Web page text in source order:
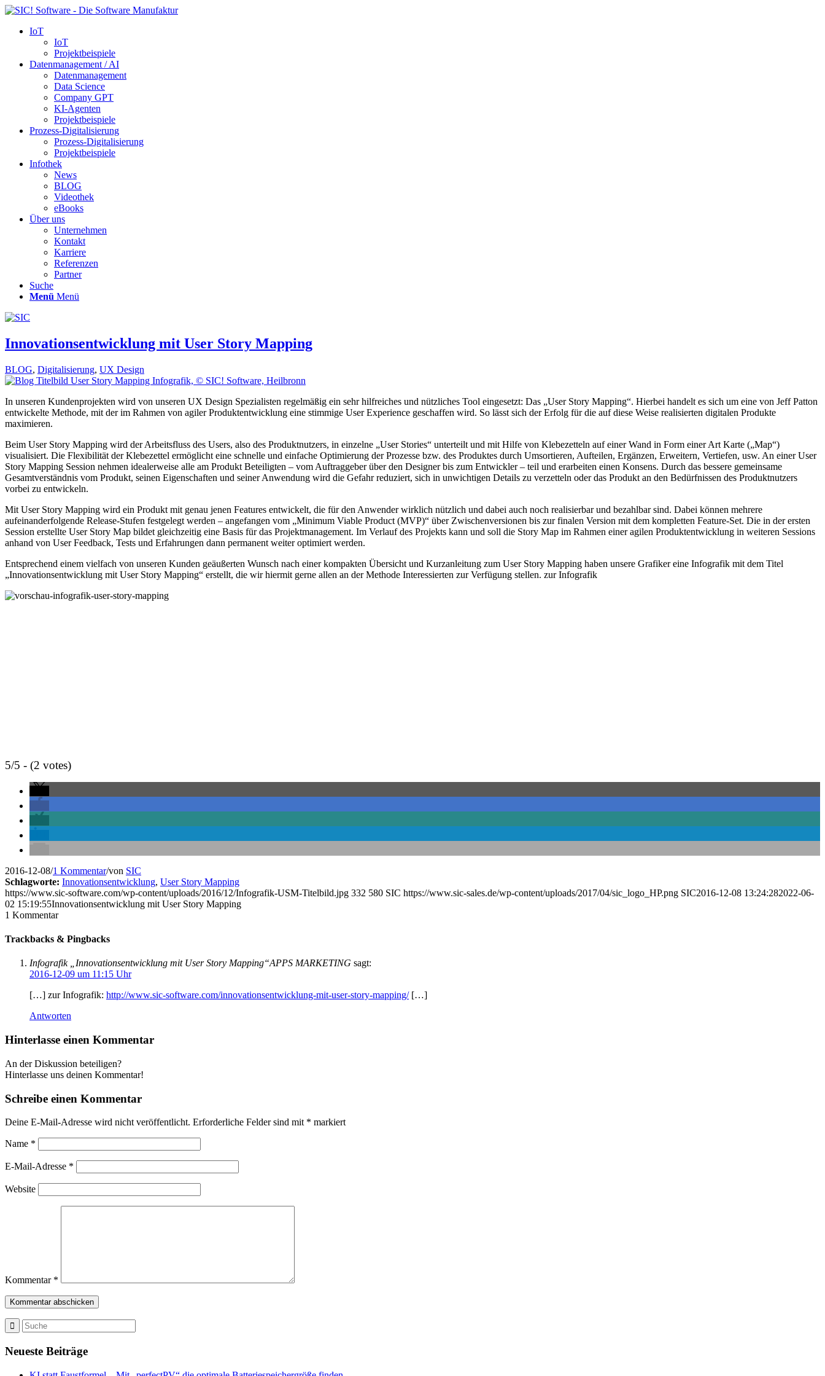
IoT
IoT
Projektbeispiele
Datenmanagement / AI
Datenmanagement
Data Science
Company GPT
KI-Agenten
Projektbeispiele
Prozess-Digitalisierung
Prozess-Digitalisierung
Projektbeispiele
Infothek
News
BLOG
Videothek
eBooks
Über uns
Unternehmen
Kontakt
Karriere
Referenzen
Partner
Suche
Menü Menü
Innovationsentwicklung mit User Story Mapping
BLOG, Digitalisierung, UX Design
In unseren Kundenprojekten wird von unseren UX Design Spezialisten regelmäßig ein sehr hilfreiches und nützliches Tool eingesetzt: Das „User Story Mapping“. Hierbei handelt es sich um eine von Jeff Patton
entwickelte Methode, mit der im Rahmen von agiler Produktentwicklung eine stimmige User Experience geschaffen wird. So lässt sich der Erfolg für die auf diese Weise realisierten digitalen Produkte
maximieren.
Beim User Story Mapping wird der Arbeitsfluss des Users, also des Produktnutzers, in einzelne „User Stories“ unterteilt und mit Hilfe von Klebezetteln auf einer Wand in Form einer Art Karte („Map“)
visualisiert. Die Flexibilität der Klebezettel ermöglicht eine schnelle und einfache Optimierung der Prozesse bzw. des Produktes durch Umsortieren, Aufteilen, Ergänzen, Erweitern, Vertiefen, usw. An einer User
Story Mapping Session nehmen idealerweise alle am Produkt Beteiligten – vom Auftraggeber über den Designer bis zum Entwickler – teil und erarbeiten einen Konsens. Durch das bessere gemeinsame
Gesamtverständnis vom Produkt, seinen Eigenschaften und seiner Anwendung wird die Gefahr reduziert, sich in unwichtigen Details zu verzetteln oder das Produkt an den Bedürfnissen des Produktnutzers
vorbei zu entwickeln.
Mit User Story Mapping wird ein Produkt mit genau jenen Features entwickelt, die für den Anwender wirklich nützlich und dabei auch noch realisierbar und bezahlbar sind. Dabei können mehrere
aufeinanderfolgende Release-Stufen festgelegt werden – angefangen vom „Minimum Viable Product (MVP)“ über Zwischenversionen bis zur finalen Version mit dem kompletten Feature-Set. Die in der ersten
Session erstellte User Story Map bildet gleichzeitig eine Basis für das Projektmanagement. Im Verlauf des Projekts kann und soll die Story Map im Rahmen einer agilen Produktentwicklung in weiteren Sessions
anhand von User Feedback, Tests und Erfahrungen dann permanent weiter optimiert werden.
Entsprechend einem vielfach von unseren Kunden geäußerten Wunsch nach einer kompakten Übersicht und Kurzanleitung zum User Story Mapping haben unsere Grafiker eine Infografik mit dem Titel
„Innovationsentwicklung mit User Story Mapping“ erstellt, die wir hiermit gerne allen an der Methode Interessierten zur Verfügung stellen. zur Infografik
5/5 - (2 votes)
2016-12-08/1 Kommentar/von SIC
Schlagworte: Innovationsentwicklung, User Story Mapping
https://www.sic-software.com/wp-content/uploads/2016/12/Infografik-USM-Titelbild.jpg 332 580 SIC https://www.sic-sales.de/wp-content/uploads/2017/04/sic_logo_HP.png SIC2016-12-08 13:24:282022-06-
02 15:19:55Innovationsentwicklung mit User Story Mapping
1 Kommentar
Trackbacks & Pingbacks
Infografik „Innovationsentwicklung mit User Story Mapping“APPS MARKETING sagt:
2016-12-09 um 11:15 Uhr
[…] zur Infografik: http://www.sic-software.com/innovationsentwicklung-mit-user-story-mapping/[…]
Antworten
Hinterlasse einen Kommentar
An der Diskussion beteiligen?
Hinterlasse uns deinen Kommentar!
Schreibe einen Kommentar
Deine E-Mail-Adresse wird nicht veröffentlicht. Erforderliche Felder sind mit * markiert
Name *
E-Mail-Adresse *
Website
Kommentar *
Neueste Beiträge